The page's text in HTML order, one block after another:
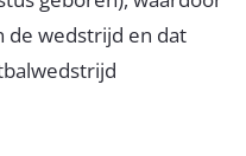
de wedstrijd en dat